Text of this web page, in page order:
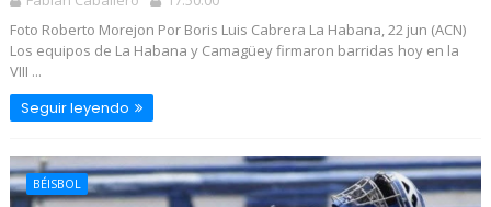
Foto Roberto Morejon Por Boris Luis Cabrera La Habana, 22 jun (ACN)
Los equipos de La Habana y Camagüey firmaron barridas hoy en la
VIII ...
Seguir leyendo
BÉISBOL